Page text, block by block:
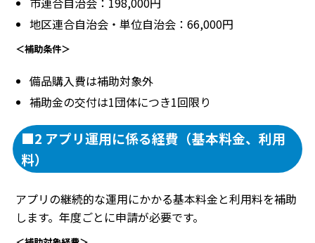
地区連合自治会・単位自治会：66,000円
＜補助条件＞
備品購入費は補助対象外
補助金の交付は1団体につき1回限り
■2 アプリ運用に係る経費（基本料金、利用
料）
アプリの継続的な運用にかかる基本料金と利用料を補助
します。年度ごとに申請が必要です。